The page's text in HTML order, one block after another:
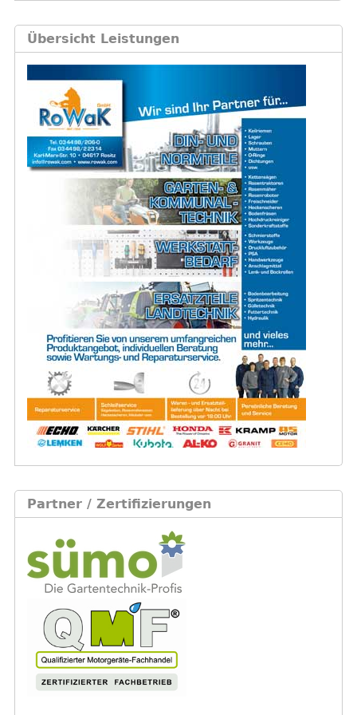
Übersicht Leistungen
Partner / Zertifizierungen